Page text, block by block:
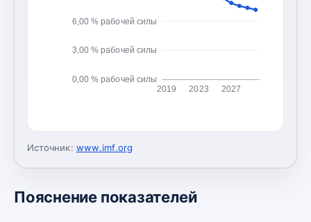
0,00 % рабочей силы
3,00 % рабочей силы
6,00 % рабочей силы
2019 2023 2027
Источник: www.imf.org
Пояснение показателей